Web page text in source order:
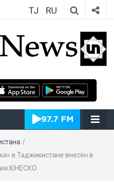
TJ RU
ИмрӯзNews
/
в Таджикистане внесён в
ЮНЕСКО